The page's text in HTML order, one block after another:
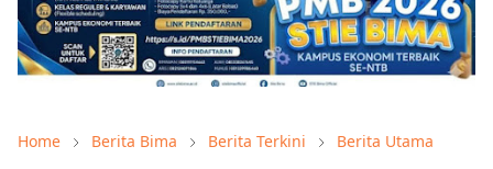
Home Berita Bima Berita Terkini Berita Utama